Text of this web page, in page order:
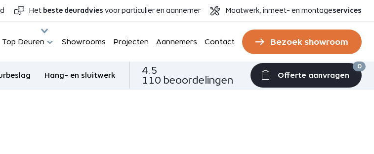
Het beste deuradvies voor particulier en aannemer Maatwerk, inmeet- en montageservices
Top Deuren Showrooms Projecten Aannemers Contact Bezoek showroom
Hang- en sluitwerk
4.5
110 beoordelingen
Offerte aanvragen
0